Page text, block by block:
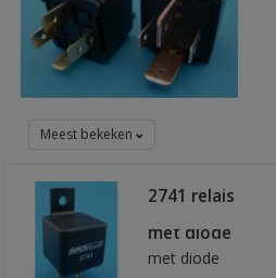
Meest bekeken
2741 relais
maakkontakt
met diode
met diode